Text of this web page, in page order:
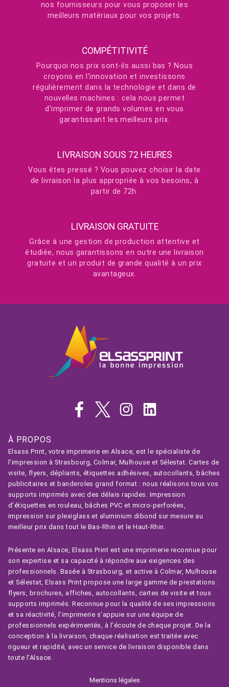
nos fournisseurs pour vous proposer les
meilleurs matériaux pour vos projets.
COMPÉTITIVITÉ
Pourquoi nos prix sont-ils aussi bas ? Nous
croyons en l’innovation et investissons
régulièrement dans la technologie et dans de
nouvelles machines : cela nous permet
d’imprimer de grands volumes en vous
garantissant les meilleurs prix.
LIVRAISON SOUS 72 HEURES
Vous êtes pressé ? Vous pouvez choisir la date
de livraison la plus appropriée à vos besoins, à
partir de 72h.
LIVRAISON GRATUITE
Grâce à une gestion de production attentive et
étudiée, nous garantissons en outre une livraison
gratuite et un produit de grande qualité à un prix
avantageux.
À PROPOS
Elsass Print, votre imprimerie en Alsace, est le spécialiste de
l’impression à Strasbourg, Colmar, Mulhouse et Sélestat. Cartes de
visite, flyers, dépliants, étiquettes adhésives, autocollants, bâches
publicitaires et banderoles grand format : nous réalisons tous vos
supports imprimés avec des délais rapides. Impression
d’étiquettes en rouleau, bâches PVC et micro-perforées,
impression sur plexiglass et aluminium dibond sur mesure au
meilleur prix dans tout le Bas-Rhin et le Haut-Rhin.
Présente en Alsace, Elsass Print est une imprimerie reconnue pour
son expertise et sa capacité à répondre aux exigences des
professionnels. Basée à Strasbourg, et active à Colmar, Mulhouse
et Sélestat, Elsass Print propose une large gamme de prestations :
flyers, brochures, affiches, autocollants, cartes de visite et tous
supports imprimés. Reconnue pour la qualité de ses impressions
et sa réactivité, l’imprimerie s’appuie sur une équipe de
professionnels expérimentés, à l’écoute de chaque projet. De la
conception à la livraison, chaque réalisation est traitée avec
rigueur et rapidité, avec un service de livraison disponible dans
toute l’Alsace.
Mentions légales